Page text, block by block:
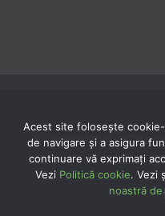
© Copyright 2020 -2026 |
Acest site folosește
de navigare și a asigura
continuare vă exprimaţi
Vezi Politică cookie. Vezi
noastră